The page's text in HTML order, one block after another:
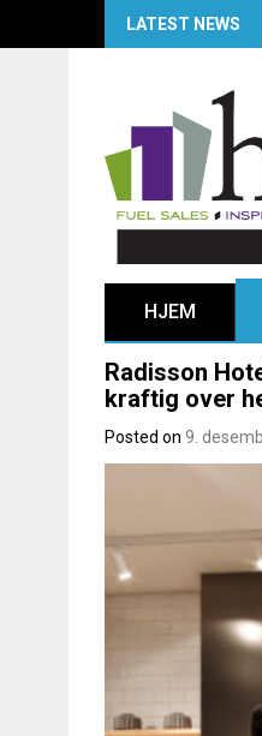
LATEST NEWS
HJEM
Radisson
kraftig over
Posted on 9.